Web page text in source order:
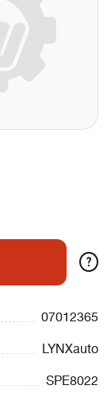
?
07012365
LYNXauto
SPE8022